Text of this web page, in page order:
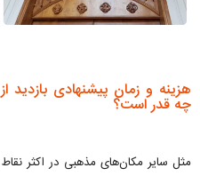
هزینه و زمان پیشنهادی
چه قدر است؟
مثل سایر مکان‌های مذهبی در اکثر